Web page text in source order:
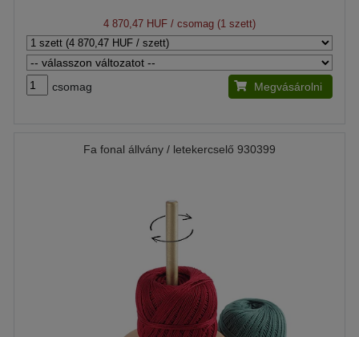
4 870,47 HUF / csomag (1 szett)
csomag Megvásárolni
Fa fonal állvány / letekercselő 930399